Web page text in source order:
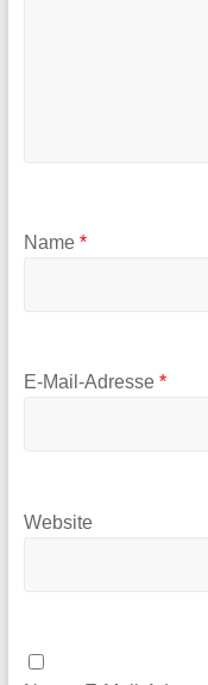
Name *
E-Mail-Adresse *
Website